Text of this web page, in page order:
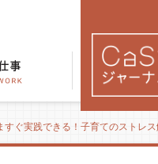
すぐ実践できる！子育てのストレ